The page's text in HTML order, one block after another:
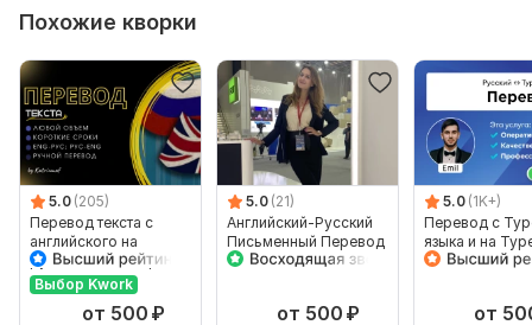
Похожие кворки
5.0 (205)
Перевод текста с
английского на
русский и наоборот
Выбор Kwork
от 500 ₽
5.0 (21)
Английский-Русский
Письменный Перевод
от
от 500 ₽
5.0 (1K+)
Перевод с
языка и на
язык от
от